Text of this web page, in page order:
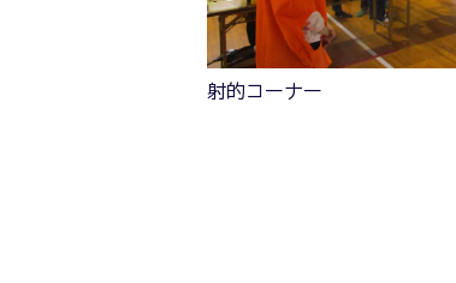
射的コーナー